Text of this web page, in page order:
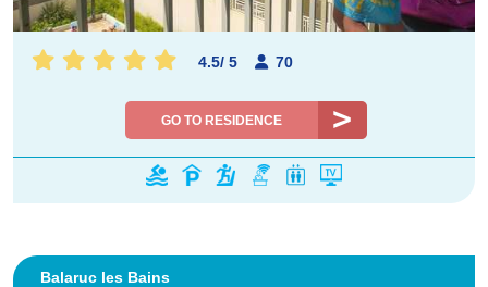
4.5/ 5 70
GO TO RESIDENCE
Balaruc les Bains